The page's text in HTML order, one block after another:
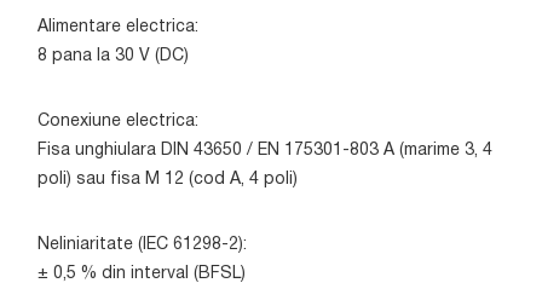
Alimentare electrica:
8 pana la 30 V (DC)
Conexiune electrica:
Fisa unghiulara DIN 43650 / EN 175301-803 A (marime 3, 4
poli) sau fisa M 12 (cod A, 4 poli)
Neliniaritate (IEC 61298-2):
± 0,5 % din interval (BFSL)